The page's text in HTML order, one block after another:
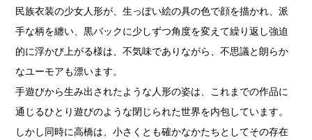
民族衣装の少女人形が、生っぽい絵の具の色で顔を描かれ、派
手な柄を纏い、黒バックに少しずつ角度を変えて繰り返し強迫
的に浮かび上がる様は、不気味でありながら、不思議と朗らか
なユーモアも漂います。
手遊びから生み出されたような人形の姿は、これまでの作品に
通じるひとり遊びのような閉じられた世界を内包しています。
しかし同時に高橋は、小さくとも確かなかたちとしてその存在